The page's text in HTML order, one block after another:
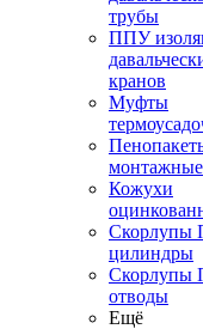
трубы
ППУ
кранов
Муфты
монтажные
Кожухи
цилиндры
отводы
Ещё